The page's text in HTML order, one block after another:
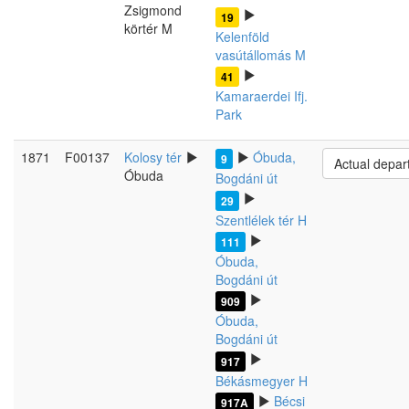
Zsigmond
körtér M
19
Kelenföld
vasútállomás M
41
Kamaraerdei Ifj.
Park
1871 F00137
Kolosy tér
Óbuda
9
Óbuda,
Bogdáni út
29
Szentlélek tér H
111
Óbuda,
Bogdáni út
909
Óbuda,
Bogdáni út
917
Békásmegyer H
917A Bécsi
Actual